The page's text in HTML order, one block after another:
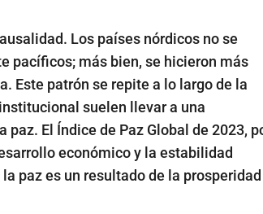
Los países nórdicos no se
pacíficos; más bien, se hicieron más
Este patrón se repite a lo largo de la
suelen llevar a una
El Índice de Paz Global de 2023,
económico y la estabilidad
paz es un resultado de la